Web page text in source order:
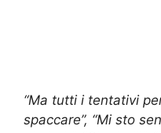
“Ma tutti i tentativi
spaccare”, “Mi sto